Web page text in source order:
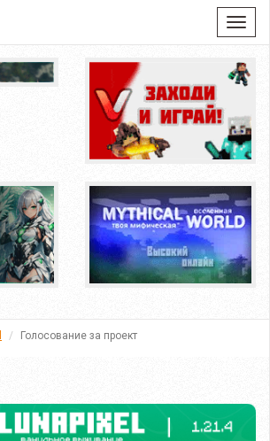
Голосование за проект